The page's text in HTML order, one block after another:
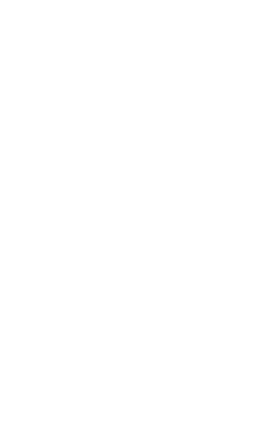
Web 上完成的调查，请为这些
。